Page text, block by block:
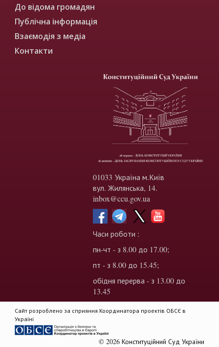
До відома громадян
Публічна інформація
Взаємодія з медіа
Контакти
01033 Україна м.Київ
вул. Жилянська, 14.
inbox@ccu.gov.ua
Часи роботи :
пн-чт - з 8.00 до 17.00;
пт - з 8.00 до 15.45;
обідня перерва - з 13.00 до
13.45
Сайт розроблено за сприяння Координатора проектів ОБСЄ в
Україні
© 2026 Конституційний Суд України